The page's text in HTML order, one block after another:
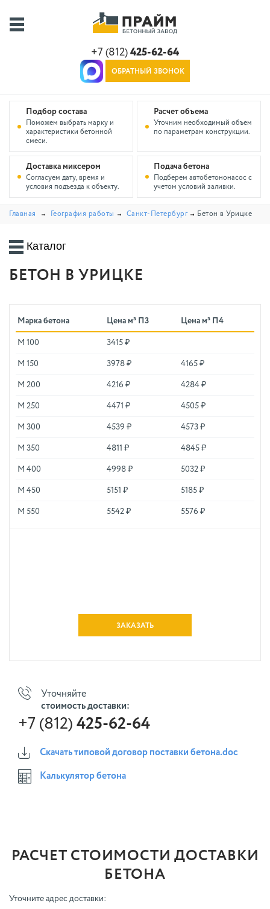
+7 (812) 425-62-64
ОБРАТНЫЙ ЗВОНОК
Подбор состава
Поможем выбрать марку и
характеристики бетонной
смеси.
Расчет объема
Уточним необходимый объем
по параметрам конструкции.
Доставка миксером
Согласуем дату, время и
условия подъезда к объекту.
Подача бетона
Подберем автобетононасос с
учетом условий заливки.
Главная География работы Санкт-Петербург Бетон в Урицке
Каталог
БЕТОН В УРИЦКЕ
Марка бетона Цена м³ П3 Цена м³ П4
М 100 3415 ₽
М 150 3978 ₽ 4165 ₽
М 200 4216 ₽ 4284 ₽
М 250 4471 ₽ 4505 ₽
М 300 4539 ₽ 4573 ₽
М 350 4811 ₽ 4845 ₽
М 400 4998 ₽ 5032 ₽
М 450 5151 ₽ 5185 ₽
М 550 5542 ₽ 5576 ₽
ЗАКАЗАТЬ
Уточняйте
стоимость доставки:
+7 (812) 425-62-64
Скачать типовой договор поставки бетона.doc
Калькулятор бетона
РАСЧЕТ СТОИМОСТИ ДОСТАВКИ
БЕТОНА
Уточните адрес доставки: